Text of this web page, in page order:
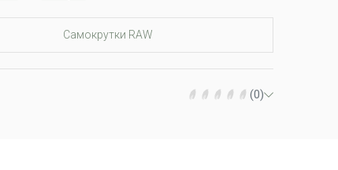
Самокрутки RAW
(0)